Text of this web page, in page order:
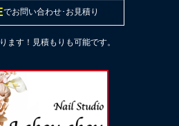
でお問い合わせ･お見積り
ます！見積もりも可能です。